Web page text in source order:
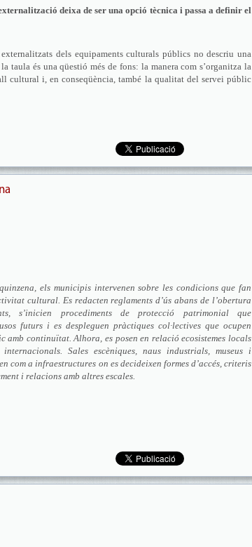
deixa de ser una opció tècnica i passa a definir el
dels equipaments culturals públics no descriu una
és una qüestió més de fons: la manera com s’organitza la
cultural i, en conseqüència, també la qualitat del servei públic
els municipis intervenen sobre les condicions que fan
cultural. Es redacten reglaments d’ús abans de l’obertura
s’inicien procediments de protecció patrimonial que
futurs i es despleguen pràctiques col·lectives que ocupen
amb continuïtat. Alhora, es posen en relació ecosistemes locals
internacionals. Sales escèniques, naus industrials, museus i
com a infraestructures on es decideixen formes d’accés, criteris
i relacions amb altres escales.